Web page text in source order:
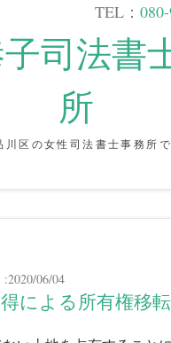
TEL：
司法書
所
川区の女性司法書士事務所で
content
:2020/06/04
による所有権移